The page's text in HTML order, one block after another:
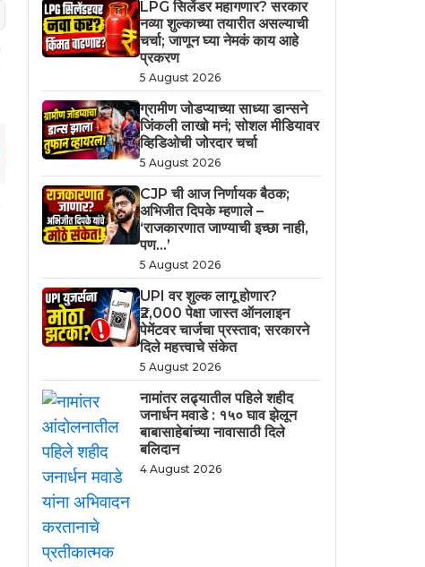
LPG सिलेंडर महागणार? सरकार
नव्या शुल्काच्या तयारीत असल्याची
चर्चा; जाणून घ्या नेमकं काय आहे
प्रकरण
5 August 2026
ग्रामीण जोडप्याच्या साध्या डान्सने
जिंकली लाखो मनं; सोशल मीडियावर
व्हिडिओची जोरदार चर्चा
5 August 2026
CJP ची आज निर्णायक बैठक;
अभिजीत दिपके म्हणाले –
‘राजकारणात जाण्याची इच्छा नाही,
पण…’
5 August 2026
UPI वर शुल्क लागू होणार?
₹2,000 पेक्षा जास्त ऑनलाइन
पेमेंटवर चार्जचा प्रस्ताव; सरकारने
दिले महत्त्वाचे संकेत
5 August 2026
नामांतर लढ्यातील पहिले शहीद
जनार्धन मवाडे : १५० घाव झेलून
बाबासाहेबांच्या नावासाठी दिले
बलिदान
4 August 2026